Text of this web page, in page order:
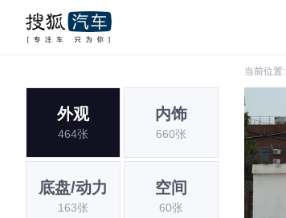
当前位置:
外观
464张
内饰
660张
底盘/动力
163张
空间
60张